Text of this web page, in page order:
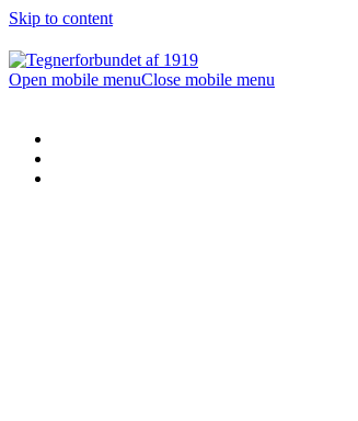
Skip to content
Open mobile menuClose mobile menu